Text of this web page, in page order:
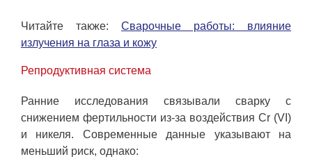
Читайте также: Сварочные работы: влияние
излучения на глаза и кожу
Репродуктивная система
Ранние исследования связывали сварку с
снижением фертильности из-за воздействия Cr (VI)
и никеля. Современные данные указывают на
меньший риск, однако: